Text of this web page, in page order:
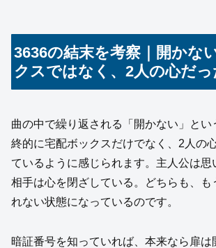
3636の結末を考察｜開かな
クスではなく、2人の心だっ
曲の中で繰り返される「開かない」とい
終的に宅配ボックスだけでなく、2人の
ているように感じられます。主人公は思
相手は心を閉ざしている。どちらも、も
れない状態になっているのです。
暗証番号を知っていれば、本来なら扉は